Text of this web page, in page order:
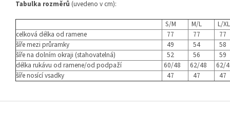
Tabulka rozměrů (uvedeno v cm):
S/M M/L
L/XL
celková délka od ramene
77 77
77
šíře mezi průramky
49 54
58
šíře na dolním okraji (stahovatelná)
52 56
59
délka rukávu od ramene/od podpaží
60/48 62/48
62/
šíře nosící vsadky
47 47 47